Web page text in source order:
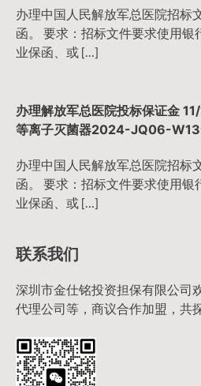
办理中国人民解放军总医院招标
函。 要求：招标文件要求使用
业保函、或 […]
办理解放军总医院投标保证金
等离子灭菌器2024-JQ06-
办理中国人民解放军总医院招标
函。 要求：招标文件要求使用
业保函、或 […]
联系我们
深圳市金仕铭投资担保有限公司
代理公司等，商议合作加盟，共